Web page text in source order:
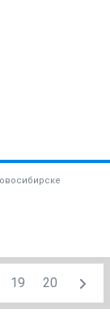
19 20